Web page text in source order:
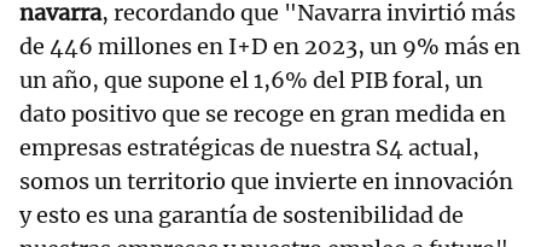
navarra, recordando que "Navarra invirtió más
de 446 millones en I+D en 2023, un 9% más en
un año, que supone el 1,6% del PIB foral, un
dato positivo que se recoge en gran medida en
empresas estratégicas de nuestra S4 actual,
somos un territorio que invierte en innovación
y esto es una garantía de sostenibilidad de